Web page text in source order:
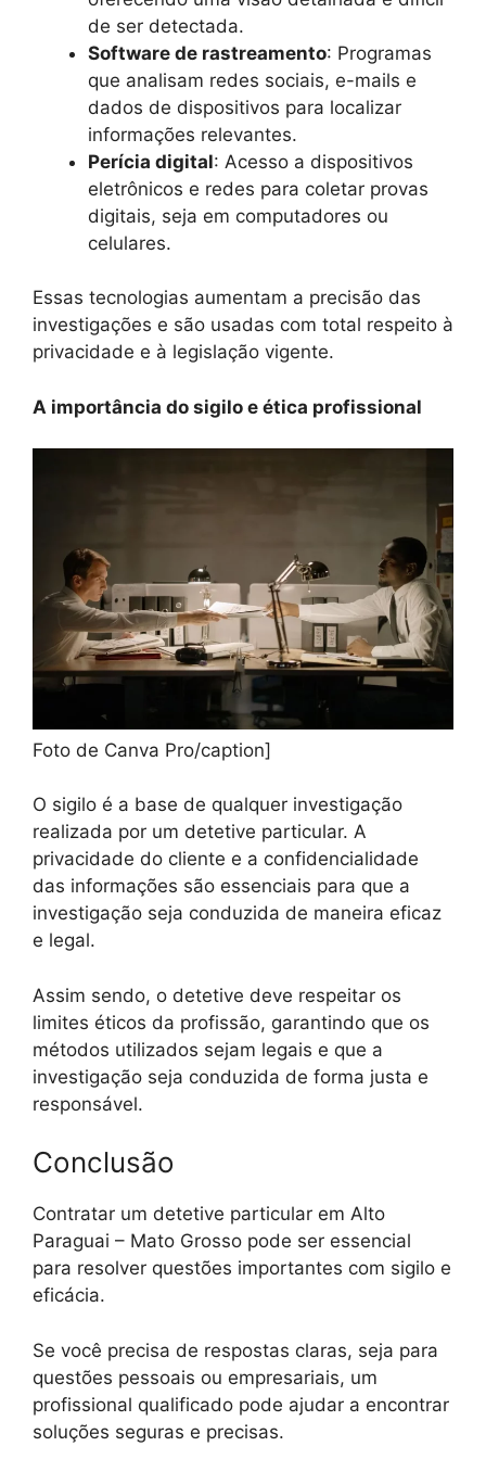
de ser detectada.
Software de rastreamento: Programas
que analisam redes sociais, e-mails e
dados de dispositivos para localizar
informações relevantes.
Perícia digital: Acesso a dispositivos
eletrônicos e redes para coletar provas
digitais, seja em computadores ou
celulares.
Essas tecnologias aumentam a precisão das
investigações e são usadas com total respeito à
privacidade e à legislação vigente.
A importância do sigilo e ética profissional
Foto de Canva Pro/caption]
O sigilo é a base de qualquer investigação
realizada por um detetive particular. A
privacidade do cliente e a confidencialidade
das informações são essenciais para que a
investigação seja conduzida de maneira eficaz
e legal.
Assim sendo, o detetive deve respeitar os
limites éticos da profissão, garantindo que os
métodos utilizados sejam legais e que a
investigação seja conduzida de forma justa e
responsável.
Conclusão
Contratar um detetive particular em Alto
Paraguai – Mato Grosso pode ser essencial
para resolver questões importantes com sigilo e
eficácia.
Se você precisa de respostas claras, seja para
questões pessoais ou empresariais, um
profissional qualificado pode ajudar a encontrar
soluções seguras e precisas.